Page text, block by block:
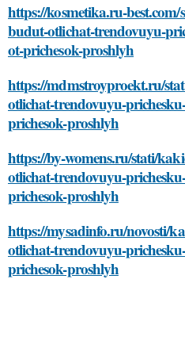
https://kosmetika.ru-
budut-otlichat-trendovuyu-
ot-prichesok-proshlyh
https://mdmstroyproekt.ru/
otlichat-trendovuyu-
prichesok-proshlyh
https://by-womens.ru/stati/
otlichat-trendovuyu-
prichesok-proshlyh
https://mysadinfo.ru/novosti/
otlichat-trendovuyu-
prichesok-proshlyh